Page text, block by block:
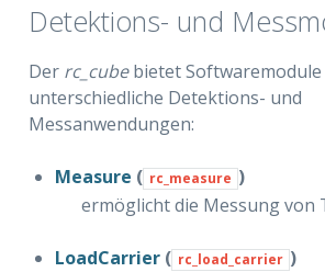
Detektions- und
Der rc_cubebietet
unterschiedliche Detektions- und
Messanwendungen:
Measure ( rc_measure )
ermöglicht die Messung von
LoadCarrier( rc_load_carrier )